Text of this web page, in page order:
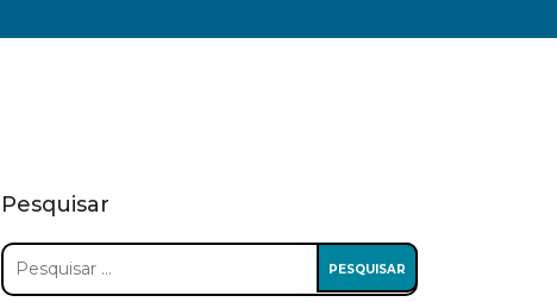
Pesquisar
Pesquisar
por: